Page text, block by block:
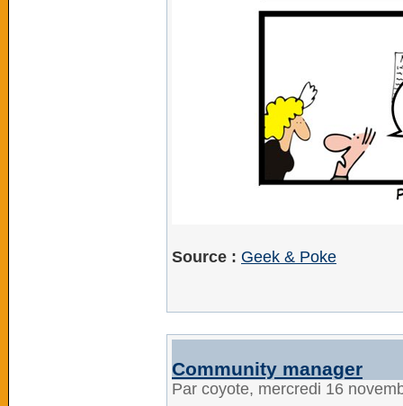
Source : Geek & Poke
Community manager
Par coyote, mercredi 16